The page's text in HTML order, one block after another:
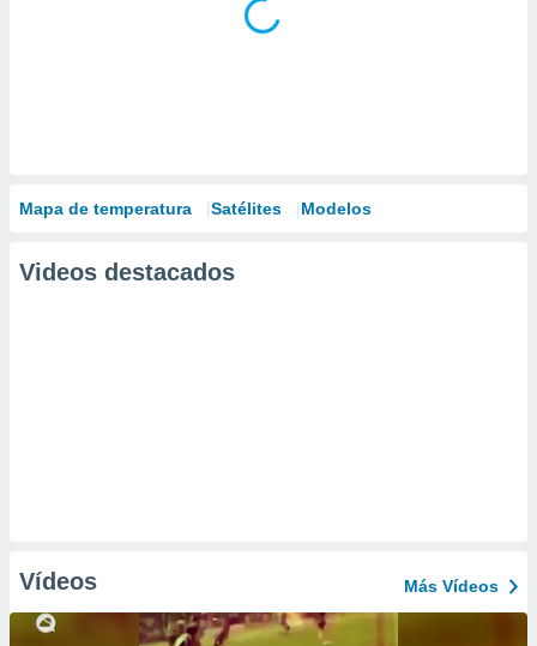
Mapa de temperatura Satélites Modelos
Videos destacados
Vídeos Más Vídeos